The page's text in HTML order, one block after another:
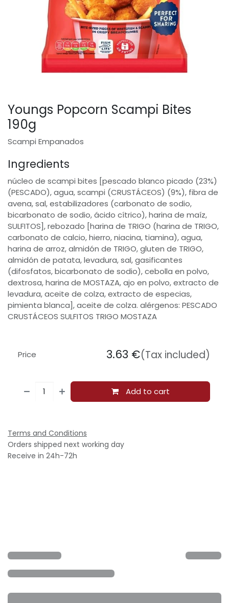
Youngs Popcorn Scampi Bites
190g
Scampi Empanados
Ingredients
núcleo de scampi bites [pescado blanco picado (23%)
(PESCADO), agua, scampi (CRUSTÁCEOS) (9%), fibra de
avena, sal, estabilizadores (carbonato de sodio,
bicarbonato de sodio, ácido cítrico), harina de maíz,
SULFITOS], rebozado [harina de TRIGO (harina de TRIGO,
carbonato de calcio, hierro, niacina, tiamina), agua,
harina de arroz, almidón de TRIGO, gluten de TRIGO,
almidón de patata, levadura, sal, gasificantes
(difosfatos, bicarbonato de sodio), cebolla en polvo,
dextrosa, harina de MOSTAZA, ajo en polvo, extracto de
levadura, aceite de colza, extracto de especias,
pimienta blanca], aceite de colza. alérgenos: PESCADO
CRUSTÁCEOS SULFITOS TRIGO MOSTAZA
Add to cart
Price 3.63 €(Tax included)
Terms and Conditions
Orders shipped next working day
Receive in 24h-72h